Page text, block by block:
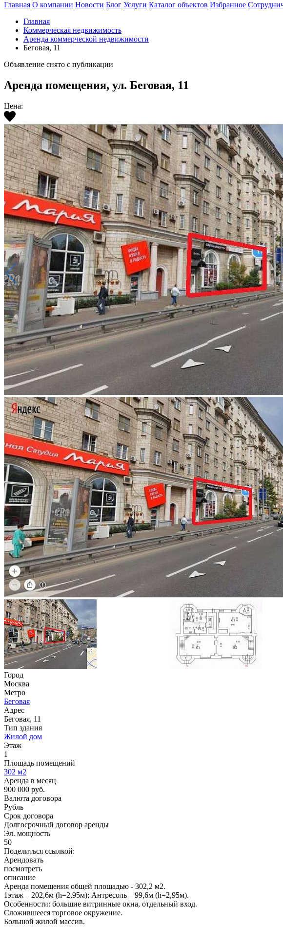
Главная О компании Новости Блог Услуги Каталог объектов Избранное
Главная
Коммерческая недвижимость
Аренда коммерческой недвижимости
Беговая, 11
Объявление снято с публикации
Аренда помещения, ул. Беговая, 11
Цена:
Город
Москва
Метро
Беговая
Адрес
Беговая, 11
Тип здания
Жилой дом
Этаж
1
Площадь помещений
302 м2
Аренда в месяц
900 000 руб.
Валюта договора
Рубль
Срок договора
Долгосрочный договор аренды
Эл. мощность
50
Поделиться ссылкой:
Арендовать
посмотреть
описание
Аренда помещения общей площадью - 302,2 м2.
1этаж – 202,6м (h=2,95м); Антресоль – 99,6м (h=2,95м).
Особенности: большие витринные окна, отдельный вход.
Сложившееся торговое окружение.
Большой жилой массив.